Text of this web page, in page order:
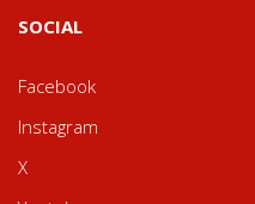
SOCIAL
Facebook
Instagram
X